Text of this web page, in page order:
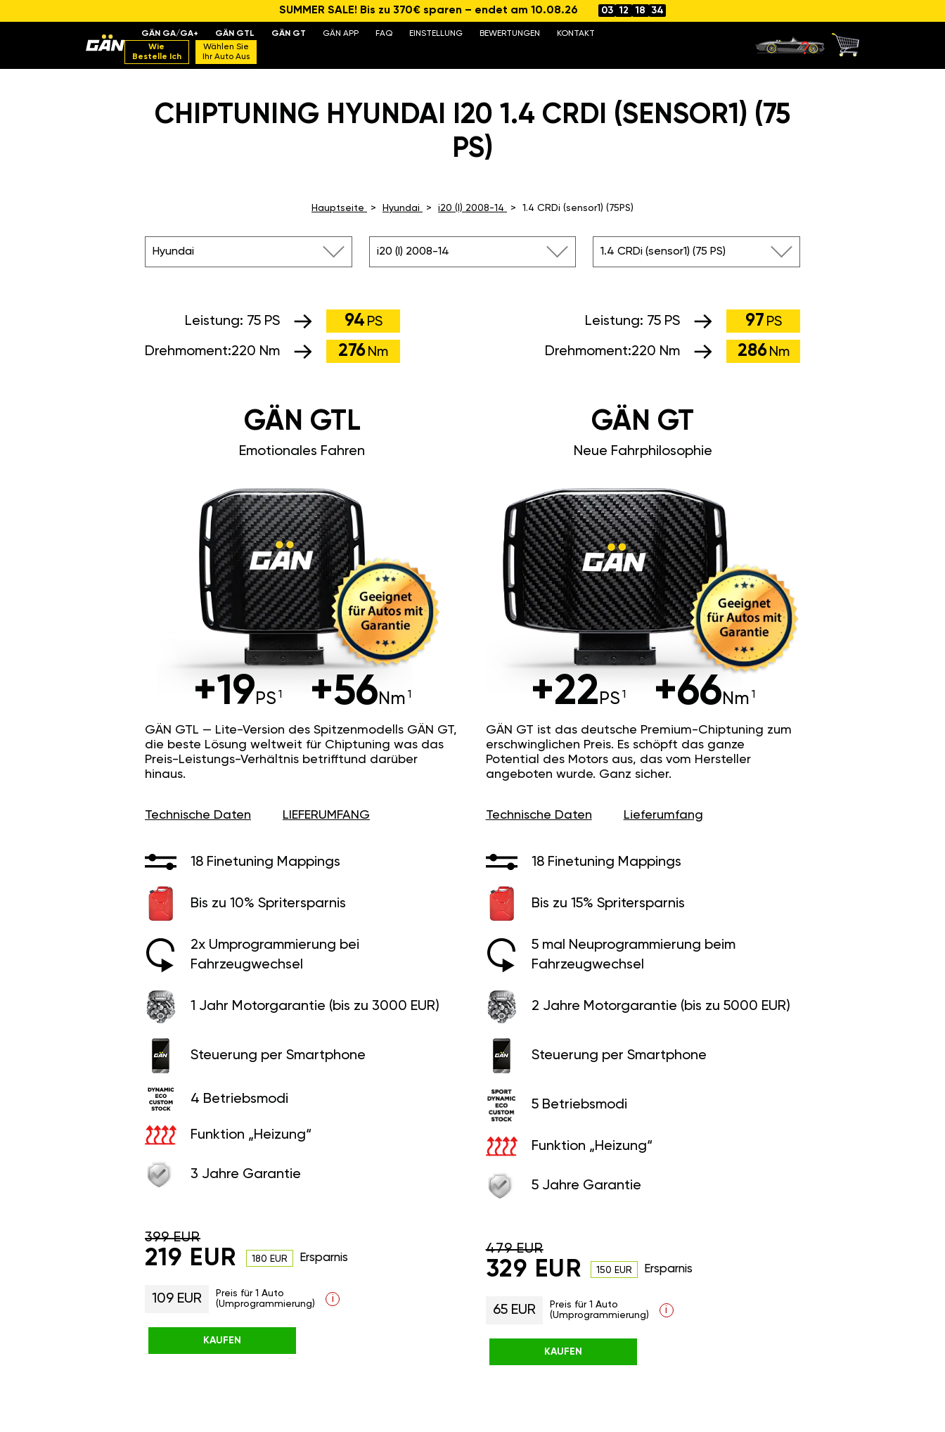
SUMMER SALE! Bis zu 370€ sparen – endet am 10.08.26 03 12 18 34
GÄN GA/GA+ GÄN GTL GÄN GT GÄN APP FAQ EINSTELLUNG BEWERTUNGEN
KONTAKT
Wie
Bestelle Ich
Wählen Sie
Ihr Auto Aus
CHIPTUNING HYUNDAI I20 1.4 CRDI (SENSOR1) (75
PS)
Hauptseite Hyundai i20 (I) 2008-14 1.4 CRDi (sensor1) (75PS)
Hyundai i20 (I) 2008-14 1.4 CRDi (sensor1) (75 PS)
Leistung: 75 PS 97 PS
Drehmoment:220 Nm 286 Nm
Leistung: 75 PS 94 PS
Drehmoment:220 Nm 276 Nm
GÄN GT
Neue Fahrphilosophie
+22 PS +66 Nm
GÄN GT ist das deutsche Premium-Chiptuning zum
erschwinglichen Preis. Es schöpft das ganze
Potential des Motors aus, das vom Hersteller
angeboten wurde. Ganz sicher.
Technische Daten Lieferumfang
18 Finetuning Mappings
Bis zu 15% Spritersparnis
5 mal Neuprogrammierung beim
Fahrzeugwechsel
2 Jahre Motorgarantie (bis zu 5000 EUR)
Steuerung per Smartphone
5 Betriebsmodi
Funktion „Heizung“
5 Jahre Garantie
479 EUR
329 EUR 150 EUR Ersparnis
65 EUR
Preis für 1 Auto
(Umprogrammierung)
i
KAUFEN
GÄN GTL
Emotionales Fahren
+19 PS +56 Nm
GÄN GTL — Lite-Version des Spitzenmodells GÄN GT,
die beste Lösung weltweit für Chiptuning was das
Preis-Leistungs-Verhältnis betrifftund darüber
hinaus.
Technische Daten LIEFERUMFANG
18 Finetuning Mappings
Bis zu 10% Spritersparnis
2x Umprogrammierung bei
Fahrzeugwechsel
1 Jahr Motorgarantie (bis zu 3000 EUR)
Steuerung per Smartphone
4 Betriebsmodi
Funktion „Heizung“
3 Jahre Garantie
399 EUR
219 EUR 180 EUR Ersparnis
109 EUR
Preis für 1 Auto
(Umprogrammierung)
i
KAUFEN